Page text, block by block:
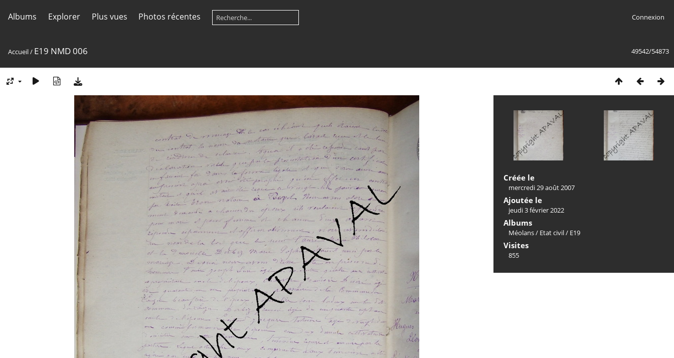
Albums Explorer Plus vues Photos récentes Connexion
49542/54873
Accueil/ E19 NMD 006
Créée le
mercredi 29 août 2007
Ajoutée le
jeudi 3 février 2022
Albums
Méolans/ Etat civil/ E19
Visites
855